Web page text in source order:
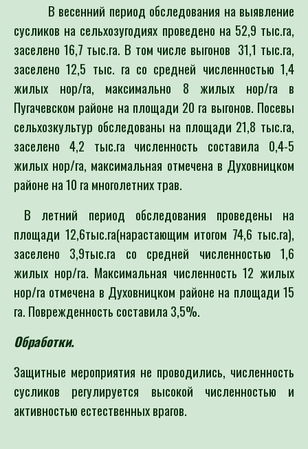
В весенний период обследования на выявление
сусликов на сельхозугодиях проведено на 52,9 тыс.га,
заселено 16,7 тыс.га. В том числе выгонов 31,1 тыс.га,
заселено 12,5 тыс. га со средней численностью 1,4
жилых нор/га, максимально 8 жилых нор/га в
Пугачевском районе на площади 20 га выгонов. Посевы
сельхозкультур обследованы на площади 21,8 тыс.га,
заселено 4,2 тыс.га численность составила 0,4-5
жилых нор/га, максимальная отмечена в Духовницком
районе на 10 га многолетних трав.
В летний период обследования проведены на
площади 12,6тыс.га(нарастающим итогом 74,6 тыс.га),
заселено 3,9тыс.га со средней численностью 1,6
жилых нор/га. Максимальная численность 12 жилых
нор/га отмечена в Духовницком районе на площади 15
га. Поврежденность составила 3,5%.
Обработки.
Защитные мероприятия не проводились, численность
сусликов регулируется высокой численностью и
активностью естественных врагов.